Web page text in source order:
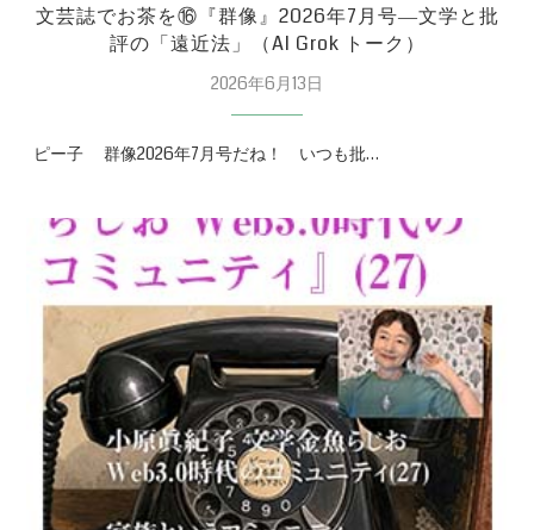
文芸誌でお茶を⑯『群像』2026年7月号―文学と批
評の「遠近法」（AI Grok トーク）
2026年6月13日
ピー子 群像2026年7月号だね！ いつも批…